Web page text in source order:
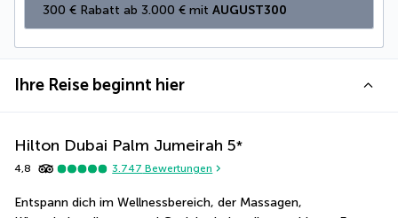
300 € Rabatt ab 3.000 € mit AUGUST300
Ihre Reise beginnt hier
Hilton Dubai Palm Jumeirah 5*
4,8 3.747 Bewertungen
Entspann dich im Wellnessbereich, der Massagen,